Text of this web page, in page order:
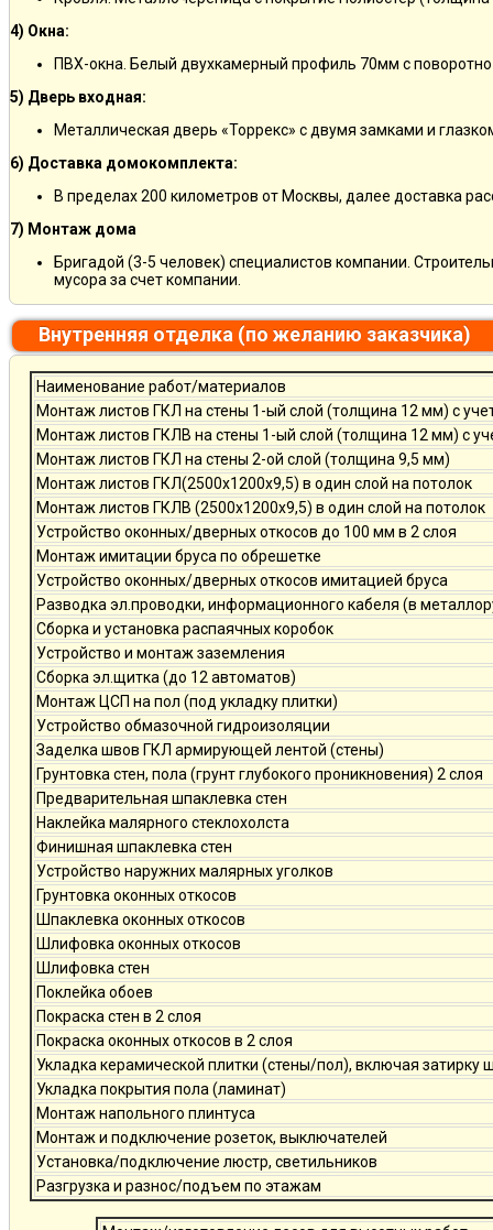
4) Окна:
ПВХ-окна. Белый двухкамерный профиль 70мм с
5) Дверь входная:
Металлическая дверь «Торрекс» с двумя замками и
6) Доставка домокомплекта:
В пределах 200 километров от Москвы, далее доставка
7) Монтаж дома
Бригадой (3-5 человек) специалистов компании.
мусора за счет компании.
Внутренняя отделка (по желанию заказчика)
Наименование работ/материалов
Монтаж листов ГКЛ на стены 1-ый слой (толщина 12 мм) с
Монтаж листов ГКЛВ на стены 1-ый слой (толщина 12 мм) с
Монтаж листов ГКЛ на стены 2-ой слой (толщина 9,5 мм)
Монтаж листов ГКЛ(2500х1200х9,5) в один слой на потолок
Монтаж листов ГКЛВ (2500х1200х9,5) в один слой на потолок
Устройство оконных/дверных откосов до 100 мм в 2 слоя
Монтаж имитации бруса по обрешетке
Устройство оконных/дверных откосов имитацией бруса
Разводка эл.проводки, информационного кабеля (в
Сборка и установка распаячных коробок
Устройство и монтаж заземления
Сборка эл.щитка (до 12 автоматов)
Монтаж ЦСП на пол (под укладку плитки)
Устройство обмазочной гидроизоляции
Заделка швов ГКЛ армирующей лентой (стены)
Грунтовка стен, пола (грунт глубокого проникновения) 2 слоя
Предварительная шпаклевка стен
Наклейка малярного стеклохолста
Финишная шпаклевка стен
Устройство наружних малярных уголков
Грунтовка оконных откосов
Шпаклевка оконных откосов
Шлифовка оконных откосов
Шлифовка стен
Поклейка обоев
Покраска стен в 2 слоя
Покраска оконных откосов в 2 слоя
Укладка керамической плитки (стены/пол), включая затирку
Укладка покрытия пола (ламинат)
Монтаж напольного плинтуса
Монтаж и подключение розеток, выключателей
Установка/подключение люстр, светильников
Разгрузка и разнос/подъем по этажам